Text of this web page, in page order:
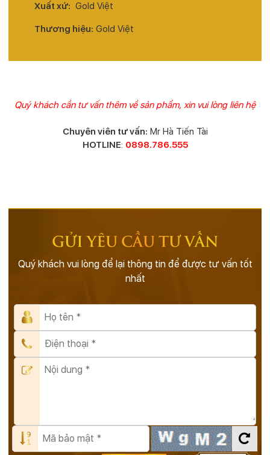
Xuất xứ: Gold Việt
Thương hiệu: Gold Việt
Quý khách cần tư vấn thêm về sản phẩm, xin vui lòng liên hệ
Chuyên viên tư vấn: Mr Hà Tiến Tài
HOTLINE: 0898.786.555
GỬI YÊU CẦU TƯ VẤN
Quý khách vui lòng để lại thông tin để được tư vấn tốt
nhất